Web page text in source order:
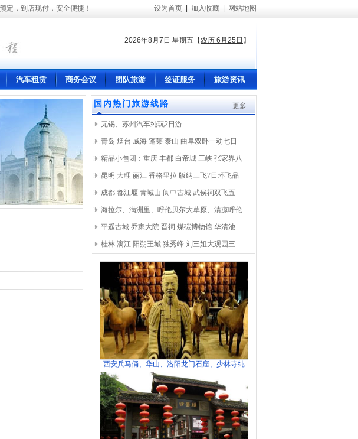
定，到店现付，安全便捷！ 设为首页 加入收藏 网站地图
2026年8月7日 星期五 【农历 6月25日 】
汽车租赁 商务会议 团队旅游 签证服务 旅游资讯
国内热门旅游线路 更多…
无锡、苏州汽车纯玩2日游
青岛 烟台 威海 蓬莱 泰山 曲阜双卧一动七日
精品小包团：重庆 丰都 白帝城 三峡 张家界八
昆明 大理 丽江 香格里拉 版纳三飞7日环飞品
成都 都江堰 青城山 阆中古城 武侯祠双飞五
海拉尔、满洲里、呼伦贝尔大草原、清凉呼伦
平遥古城 乔家大院 晋祠 煤碳博物馆 华清池
桂林 漓江 阳朔王城 独秀峰 刘三姐大观园三
西安兵马俑、华山、洛阳龙门石窟、少林寺纯